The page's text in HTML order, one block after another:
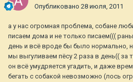
Опубликовано 28 июля, 2011
а у нас огромная проблема, собане
писаем дома и не только писаем(((
день и всё вроде бы было нормально,
мы выгуливаем пёсу 2 раза в день(( за
он всё умудряется угадить, и даже
бегать с собакой невозможно (лось